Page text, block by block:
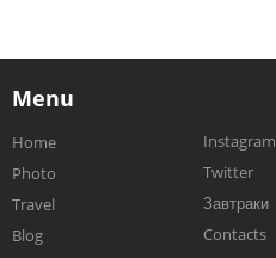
Menu
Home
Photo
Travel
Blog
Instagram
Twitter
Завтраки
Contacts